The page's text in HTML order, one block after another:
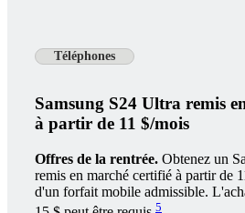
Téléphones
Samsung S24 Ultra remis
à partir de 11 $/mois
Offres de la rentrée. Obtenez un
remis en marché certifié à partir de
d'un forfait mobile admissible.
5